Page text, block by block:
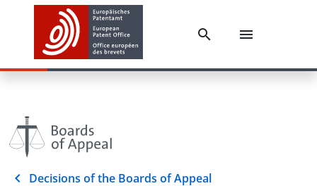
Decisions of the Boards of Appeal